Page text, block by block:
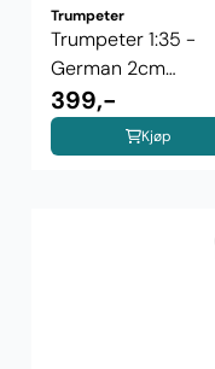
Trumpeter
Trumpeter 1:35 -
German 2cm
Flakvierling 38 Auf ...
399,-
Kjøp